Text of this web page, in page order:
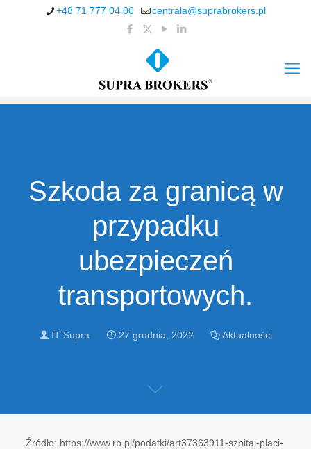
+48 71 777 04 00 centrala@suprabrokers.pl
Szkoda za granicą w
przypadku
ubezpieczeń
transportowych.
IT Supra 27 grudnia, 2022 Aktualności
Źródło: https://www.rp.pl/podatki/art37363911-szpital-placi-